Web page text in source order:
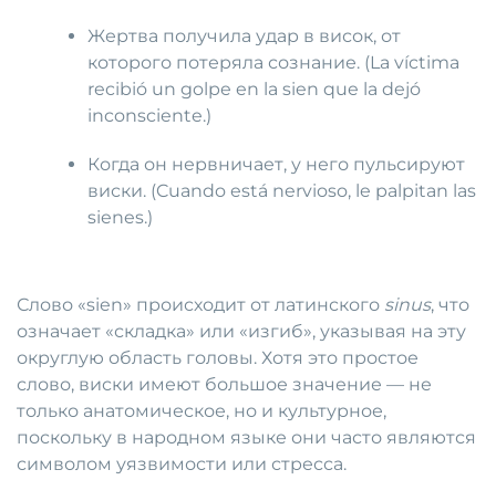
Жертва получила удар в висок, от
которого потеряла сознание. (La víctima
recibió un golpe en la sien que la dejó
inconsciente.)
Когда он нервничает, у него пульсируют
виски. (Cuando está nervioso, le palpitan las
sienes.)
Слово «sien» происходит от латинского sinus, что
означает «складка» или «изгиб», указывая на эту
округлую область головы. Хотя это простое
слово, виски имеют большое значение — не
только анатомическое, но и культурное,
поскольку в народном языке они часто являются
символом уязвимости или стресса.